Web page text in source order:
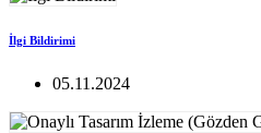
İlgi Bildirimi
05.11.2024